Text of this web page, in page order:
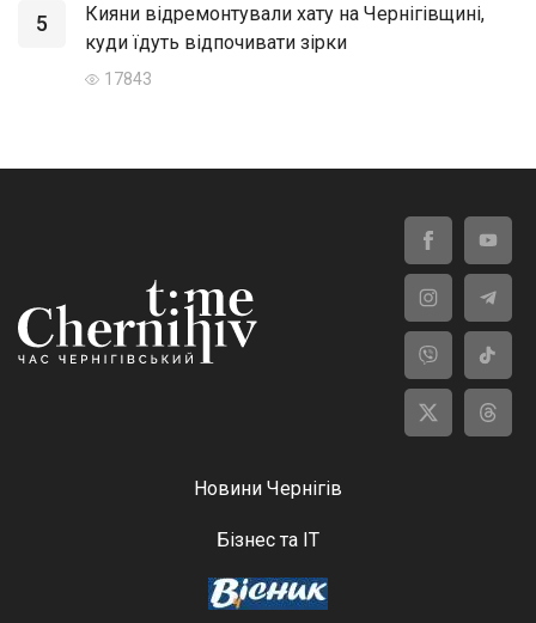
5
Кияни відремонтували хату на Чернігівщині,
куди їдуть відпочивати зірки
17843
Новини Чернігів
Бізнес та ІТ